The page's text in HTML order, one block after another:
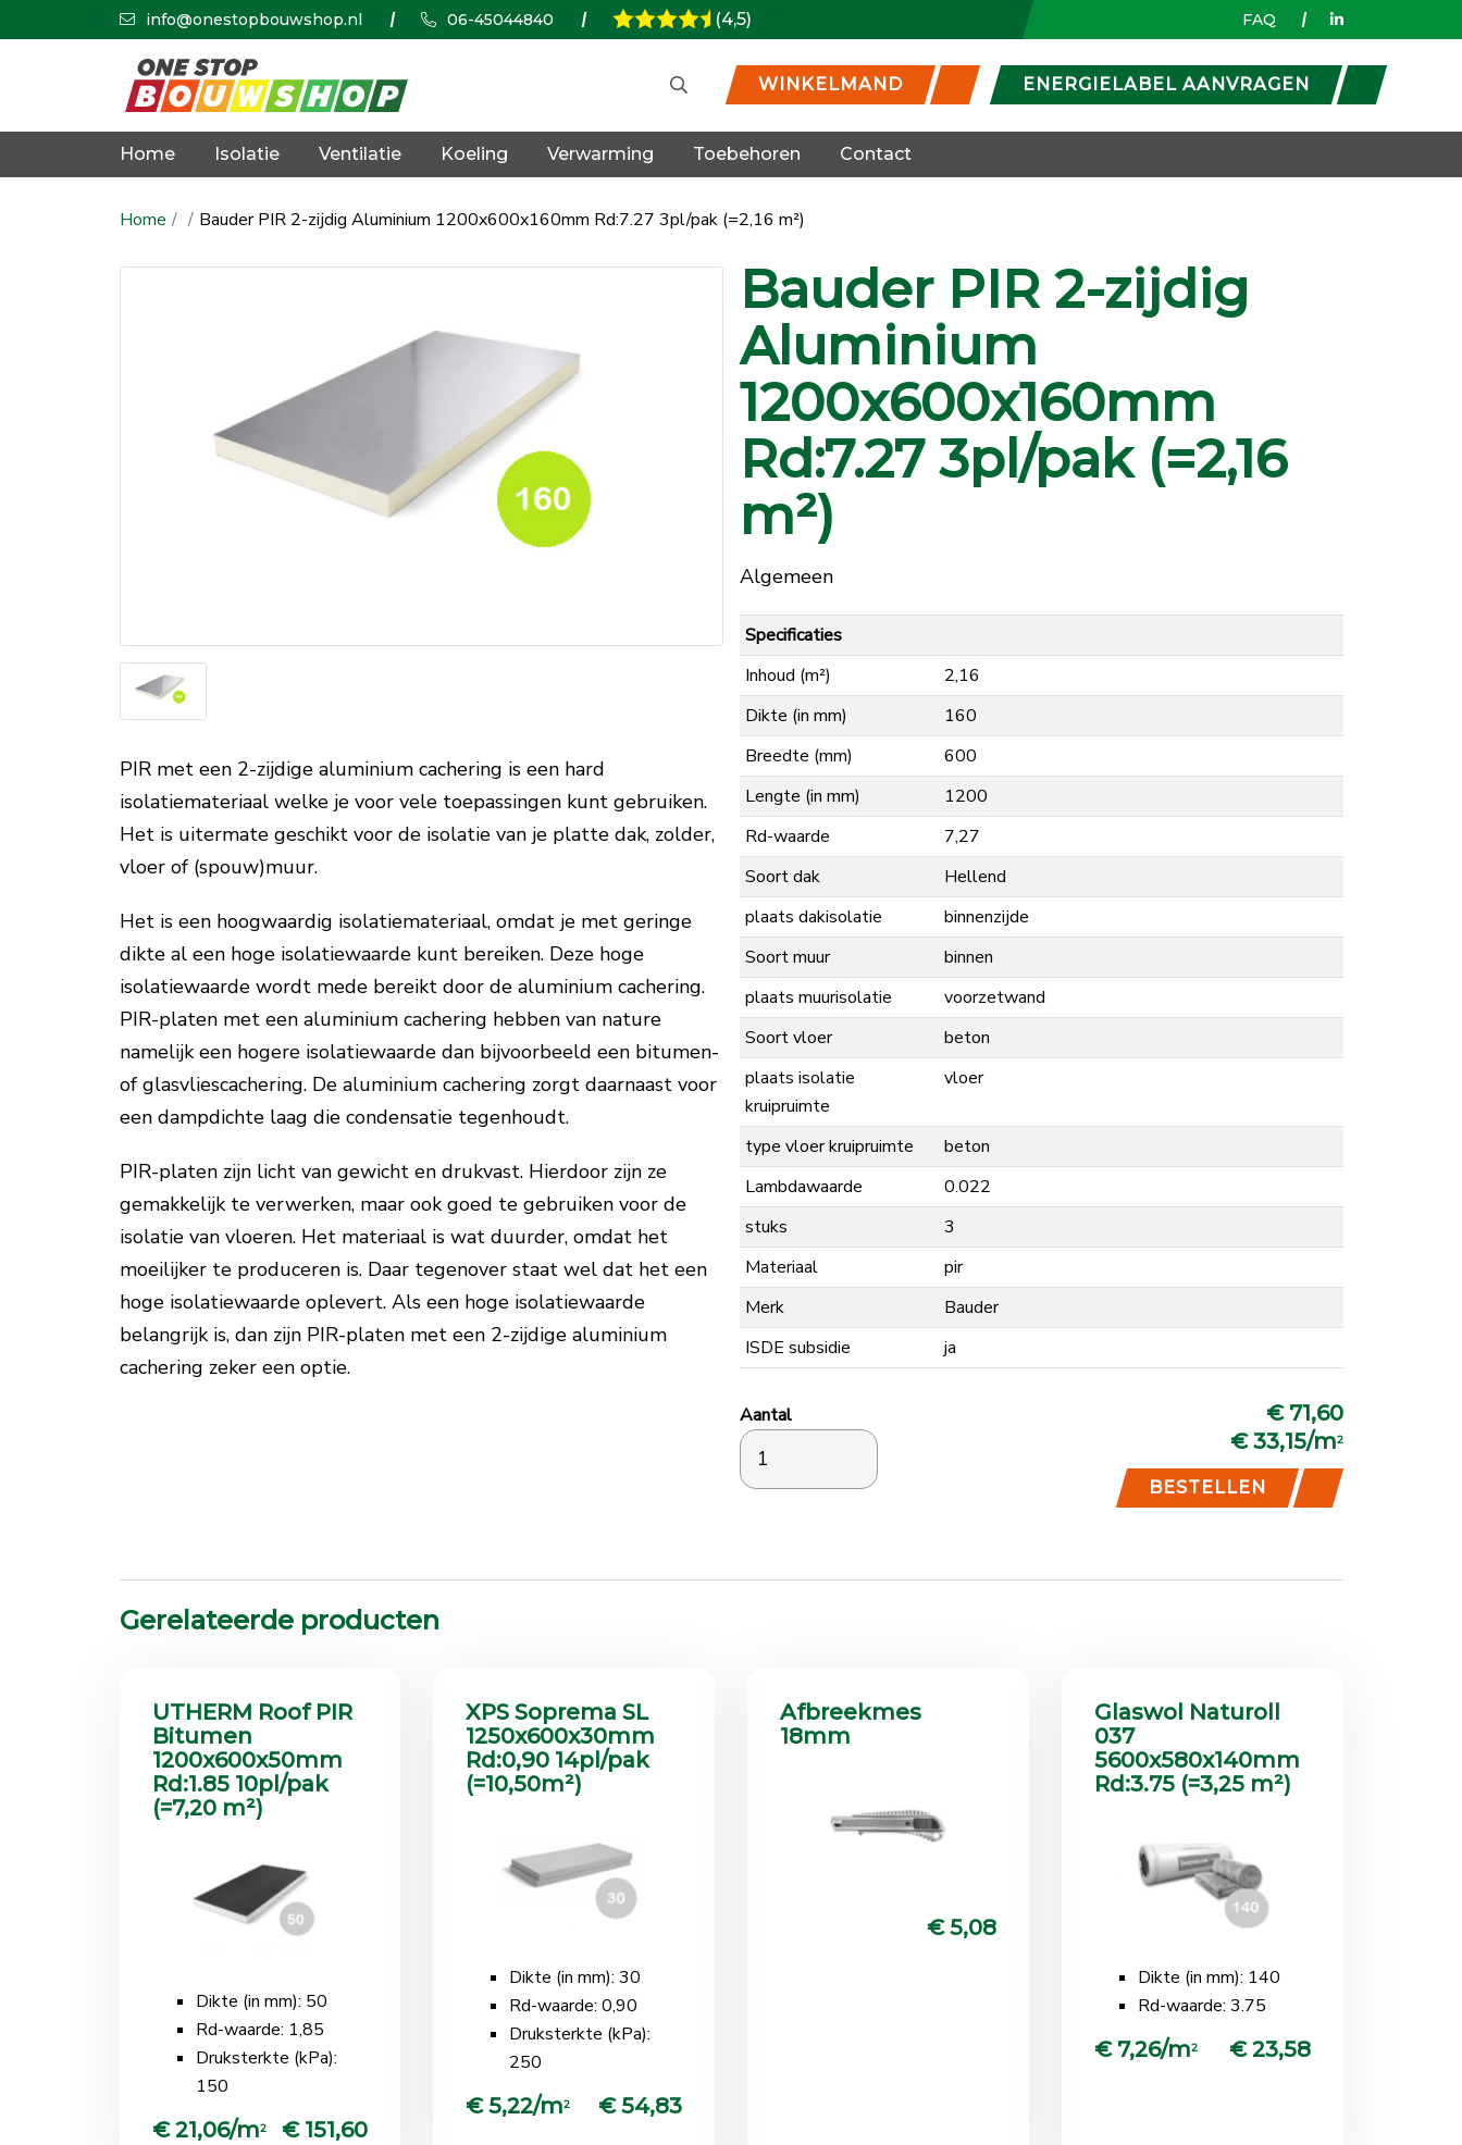
info@onestopbouwshop.nl 06-45044840 (4,5) FAQ
WINKELMAND ENERGIELABEL AANVRAGEN
Home Isolatie Ventilatie Koeling Verwarming Toebehoren Contact
Home Bauder PIR 2-zijdig Aluminium 1200x600x160mm Rd:7.27 3pl/pak (=2,16 m²)
PIR met een 2-zijdige aluminium cachering is een hard
isolatiemateriaal welke je voor vele toepassingen kunt gebruiken.
Het is uitermate geschikt voor de isolatie van je platte dak, zolder,
vloer of (spouw)muur.
Het is een hoogwaardig isolatiemateriaal, omdat je met geringe
dikte al een hoge isolatiewaarde kunt bereiken. Deze hoge
isolatiewaarde wordt mede bereikt door de aluminium cachering.
PIR-platen met een aluminium cachering hebben van nature
namelijk een hogere isolatiewaarde dan bijvoorbeeld een bitumen-
of glasvliescachering. De aluminium cachering zorgt daarnaast voor
een dampdichte laag die condensatie tegenhoudt.
PIR-platen zijn licht van gewicht en drukvast. Hierdoor zijn ze
gemakkelijk te verwerken, maar ook goed te gebruiken voor de
isolatie van vloeren. Het materiaal is wat duurder, omdat het
moeilijker te produceren is. Daar tegenover staat wel dat het een
hoge isolatiewaarde oplevert. Als een hoge isolatiewaarde
belangrijk is, dan zijn PIR-platen met een 2-zijdige aluminium
cachering zeker een optie.
Bauder PIR 2-zijdig
Aluminium
1200x600x160mm
Rd:7.27 3pl/pak (=2,16
m²)
Algemeen
Specificaties
Inhoud (m²)
2,16
Dikte (in mm)
160
Breedte (mm)
600
Lengte (in mm)
1200
Rd-waarde
7,27
Soort dak
Hellend
plaats dakisolatie
binnenzijde
Soort muur
binnen
plaats muurisolatie
voorzetwand
Soort vloer
beton
plaats isolatie
kruipruimte
vloer
type vloer kruipruimte
beton
Lambdawaarde
0.022
stuks
3
Materiaal
pir
Merk
Bauder
ISDE subsidie
ja
Aantal
€ 71,60
€ 33,15/m2
BESTELLEN
Gerelateerde producten
UTHERM Roof PIR
Bitumen
1200x600x50mm
Rd:1.85 10pl/pak
(=7,20 m²)
Dikte (in mm): 50
Rd-waarde: 1,85
Druksterkte (kPa):
150
€ 21,06/m2 € 151,60
XPS Soprema SL
1250x600x30mm
Rd:0,90 14pl/pak
(=10,50m²)
Dikte (in mm): 30
Rd-waarde: 0,90
Druksterkte (kPa):
250
€ 5,22/m2 € 54,83
Afbreekmes
18mm
€ 5,08
Glaswol Naturoll
037
5600x580x140mm
Rd:3.75 (=3,25 m²)
Dikte (in mm): 140
Rd-waarde: 3.75
€ 7,26/m2 € 23,58